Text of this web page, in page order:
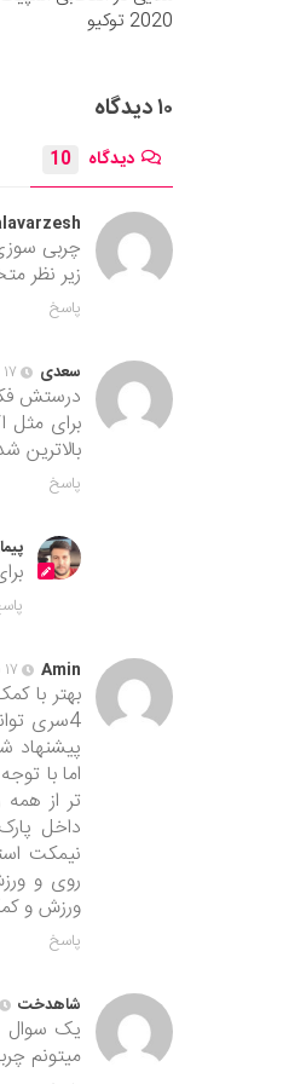
2020 توکیو
۱۰ دیدگاه
دیدگاه 10
چربی
زیر نظر
پاسخ
سعدی ۱۷ فروردین, ۱۳۹۸ در ۹:۳۱ ب٫ظ
درستش
پاسخ
Amin ۱۷ فروردین, ۱۳۹۸ در ۱:۳۶ ب٫ظ
بهتر با
4سری
پیشنهاد
اما با
تر از
داخل
نیمکت
روی و
ورزش و
پاسخ
شاهدخت
یک سوال
میتونم چربی سوزی